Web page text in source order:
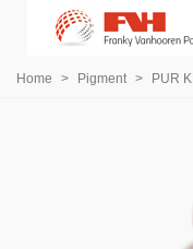
Home > Pigment > PUR